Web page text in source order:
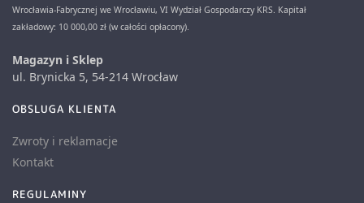
Wrocławia-Fabrycznej we Wrocławiu, VI Wydział Gospodarczy KRS. Kapitał
zakładowy: 10 000,00 zł (w całości opłacony).
Magazyn i Sklep
ul. Brynicka 5, 54-214 Wrocław
OBSLUGA KLIENTA
Zwroty i reklamacje
Kontakt
REGULAMINY